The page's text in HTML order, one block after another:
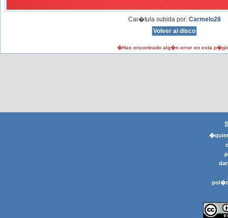
Car�tula subida por: Carmelo28
�Has encontrado alg�n error en esta